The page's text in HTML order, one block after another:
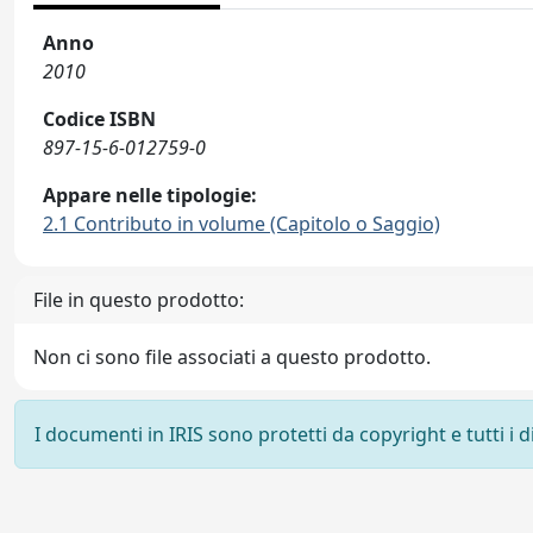
Anno
2010
Codice ISBN
897-15-6-012759-0
Appare nelle tipologie:
2.1 Contributo in volume (Capitolo o Saggio)
File in questo prodotto:
Non ci sono file associati a questo prodotto.
I documenti in IRIS sono protetti da copyright e tutti i